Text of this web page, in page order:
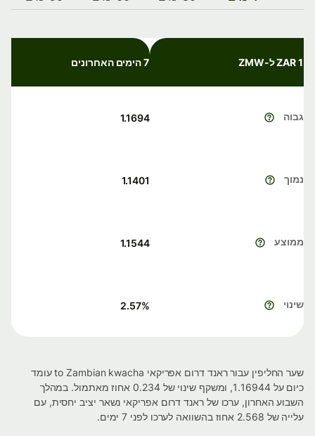
1 ZAR ל-ZMW 7 הימים האחרונים
גבוה 1.1694
נמוך 1.1401
ממוצע 1.1544
שינוי 2.57%
שער החליפין עבור ראנד דרום אפריקאי to Zambian kwacha עומד
כיום על 1.16944, ומשקף שינוי של 0.234 אחוז מאתמול. במהלך
השבוע האחרון, ערכו של ראנד דרום אפריקאי נשאר יציב יחסית, עם
עלייה של 2.568 אחוז בהשוואה לערכו לפני 7 ימים.